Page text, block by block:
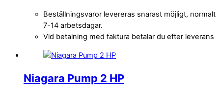
Beställningsvaror levereras snarast möjligt, normalt
7-14 arbetsdagar.
Vid betalning med faktura betalar du efter leverans
Niagara Pump 2 HP